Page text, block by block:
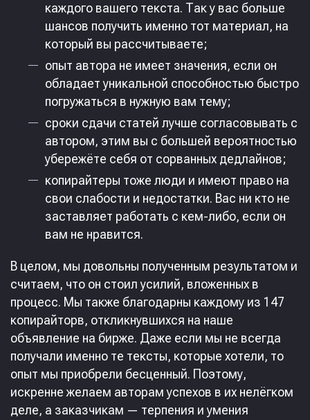
каждого вашего текста. Так у вас больше
шансов получить именно тот материал, на
который вы рассчитываете;
опыт автора не имеет значения, если он
обладает уникальной способностью быстро
погружаться в нужную вам тему;
сроки сдачи статей лучше согласовывать с
автором, этим вы с большей вероятностью
убережёте себя от сорванных дедлайнов;
копирайтеры тоже люди и имеют право на
свои слабости и недостатки. Вас ни кто не
заставляет работать с кем-либо, если он
вам не нравится.
В целом, мы довольны полученным результатом и
считаем, что он стоил усилий, вложенных в
процесс. Мы также благодарны каждому из 147
копирайторв, откликнувшихся на наше
объявление на бирже. Даже если мы не всегда
получали именно те тексты, которые хотели, то
опыт мы приобрели бесценный. Поэтому,
искренне желаем авторам успехов в их нелёгком
деле, а заказчикам — терпения и умения